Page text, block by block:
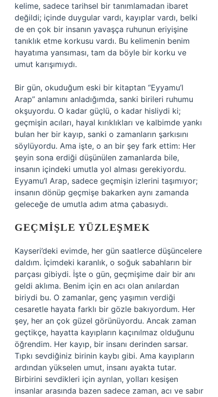
kelime, sadece tarihsel bir tanımlamadan ibaret
değildi; içinde duygular vardı, kayıplar vardı, belki
de en çok bir insanın yavaşça ruhunun eriyişine
tanıklık etme korkusu vardı. Bu kelimenin benim
hayatıma yansıması, tam da böyle bir korku ve
umut karışımıydı.
Bir gün, okuduğum eski bir kitaptan “Eyyamu’l
Arap” anlamını anladığımda, sanki birileri ruhumu
okşuyordu. O kadar güçlü, o kadar hisliydi ki;
geçmişin acıları, hayal kırıklıkları ve kalbimde yankı
bulan her bir kayıp, sanki o zamanların şarkısını
söylüyordu. Ama işte, o an bir şey fark ettim: Her
şeyin sona erdiği düşünülen zamanlarda bile,
insanın içindeki umutla yol alması gerekiyordu.
Eyyamu’l Arap, sadece geçmişin izlerini taşımıyor;
insanın dönüp geçmişe bakarken aynı zamanda
geleceğe de umutla adım atma çabasıydı.
GEÇMIŞLE YÜZLEŞMEK
Kayseri’deki evimde, her gün saatlerce düşüncelere
daldım. İçimdeki karanlık, o soğuk sabahların bir
parçası gibiydi. İşte o gün, geçmişime dair bir anı
geldi aklıma. Benim için en acı olan anılardan
biriydi bu. O zamanlar, genç yaşımın verdiği
cesaretle hayata farklı bir gözle bakıyordum. Her
şey, her an çok güzel görünüyordu. Ancak zaman
geçtikçe, hayatta kayıpların kaçınılmaz olduğunu
öğrendim. Her kayıp, bir insanı derinden sarsar.
Tıpkı sevdiğiniz birinin kaybı gibi. Ama kayıpların
ardından yükselen umut, insanı ayakta tutar.
Birbirini sevdikleri için ayrılan, yolları kesişen
insanlar arasında bazen sadece zaman, acı ve sabır